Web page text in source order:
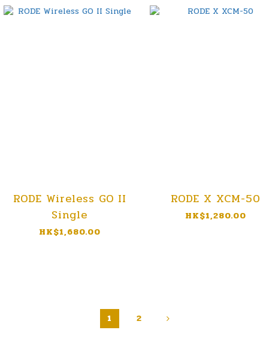
RODE Wireless GO II
Single
HK$1,680.00
RODE X XCM-50
HK$1,280.00
1 2